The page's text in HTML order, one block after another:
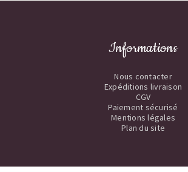
Informations
Nous contacter
Expéditions livraison
CGV
Paiement sécurisé
Mentions légales
Plan du site